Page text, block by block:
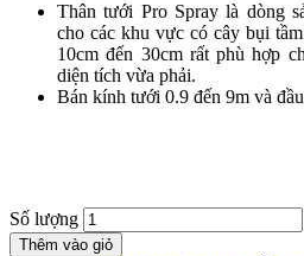
Thân tưới Pro Spray là dòng
cho các khu vực có cây bụi
10cm đến 30cm rất phù hợp
diện tích vừa phải.
Bán kính tưới 0.9 đến 9m và
Số lượng
Thêm vào giỏ